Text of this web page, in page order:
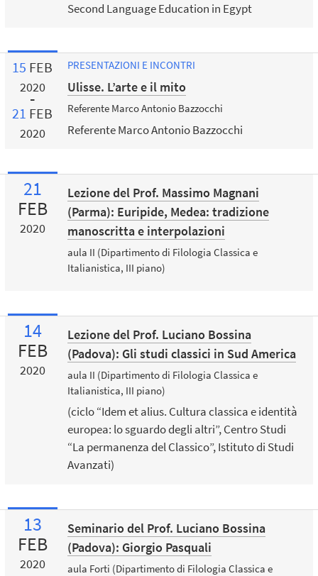
Second Language Education in Egypt
15 FEB
2020
21 FEB
2020
PRESENTAZIONI E INCONTRI
Ulisse. L’arte e il mito
Referente Marco Antonio Bazzocchi
Referente Marco Antonio Bazzocchi
21
FEB
2020
Lezione del Prof. Massimo Magnani
(Parma): Euripide, Medea: tradizione
manoscritta e interpolazioni
aula II (Dipartimento di Filologia Classica e
Italianistica, III piano)
14
FEB
2020
Lezione del Prof. Luciano Bossina
(Padova): Gli studi classici in Sud America
aula II (Dipartimento di Filologia Classica e
Italianistica, III piano)
(ciclo “Idem et alius. Cultura classica e identità
europea: lo sguardo degli altri”, Centro Studi
“La permanenza del Classico”, Istituto di Studi
Avanzati)
13
FEB
2020
Seminario del Prof. Luciano Bossina
(Padova): Giorgio Pasquali
aula Forti (Dipartimento di Filologia Classica e